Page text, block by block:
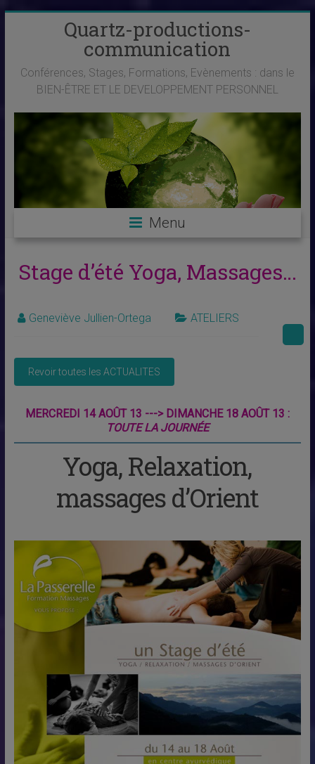
Quartz-productions-
communication
Conférences, Stages, Formations, Evènements : dans le
BIEN-ÊTRE ET LE DEVELOPPEMENT PERSONNEL
Menu
Stage d’été Yoga, Massages…
Geneviève Jullien-Ortega ATELIERS
MERCREDI 14 AOÛT 13 ---> DIMANCHE 18 AOÛT 13 :
TOUTE LA JOURNÉE
Yoga, Relaxation,
massages d’Orient